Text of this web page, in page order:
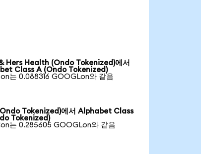
Hers Health (Ondo Tokenized)에서
Class A (Ondo Tokenized)
는 0.088316 GOOGLon와 같음
Tokenized)에서 Alphabet Class
Tokenized)
는 0.285605 GOOGLon와 같음